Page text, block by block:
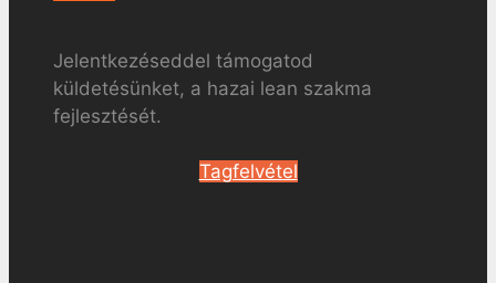
Jelentkezéseddel támogatod
küldetésünket, a hazai lean szakma
fejlesztését.
Tagfelvétel